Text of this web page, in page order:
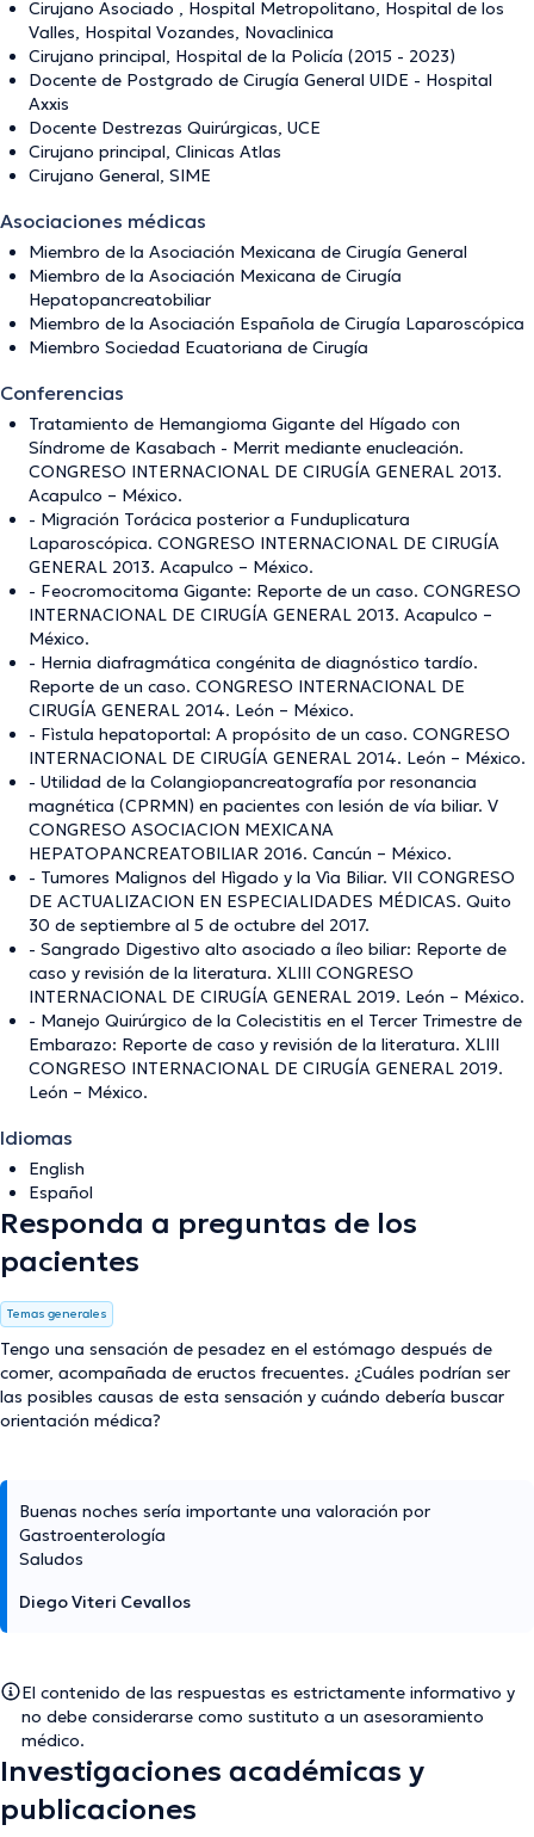
Cirujano Asociado , Hospital Metropolitano, Hospital de los
Valles, Hospital Vozandes, Novaclinica
Cirujano principal, Hospital de la Policía (2015 - 2023)
Docente de Postgrado de Cirugía General UIDE - Hospital
Axxis
Docente Destrezas Quirúrgicas, UCE
Cirujano principal, Clinicas Atlas
Cirujano General, SIME
Asociaciones médicas
Miembro de la Asociación Mexicana de Cirugía General
Miembro de la Asociación Mexicana de Cirugía
Hepatopancreatobiliar
Miembro de la Asociación Española de Cirugía Laparoscópica
Miembro Sociedad Ecuatoriana de Cirugía
Conferencias
Tratamiento de Hemangioma Gigante del Hígado con
Síndrome de Kasabach - Merrit mediante enucleación.
CONGRESO INTERNACIONAL DE CIRUGÍA GENERAL 2013.
Acapulco – México.
- Migración Torácica posterior a Funduplicatura
Laparoscópica. CONGRESO INTERNACIONAL DE CIRUGÍA
GENERAL 2013. Acapulco – México.
- Feocromocitoma Gigante: Reporte de un caso. CONGRESO
INTERNACIONAL DE CIRUGÍA GENERAL 2013. Acapulco –
México.
- Hernia diafragmática congénita de diagnóstico tardío.
Reporte de un caso. CONGRESO INTERNACIONAL DE
CIRUGÍA GENERAL 2014. León – México.
- Fìstula hepatoportal: A propósito de un caso. CONGRESO
INTERNACIONAL DE CIRUGÍA GENERAL 2014. León – México.
- Utilidad de la Colangiopancreatografía por resonancia
magnética (CPRMN) en pacientes con lesión de vía biliar. V
CONGRESO ASOCIACION MEXICANA
HEPATOPANCREATOBILIAR 2016. Cancún – México.
- Tumores Malignos del Hìgado y la Vìa Biliar. VII CONGRESO
DE ACTUALIZACION EN ESPECIALIDADES MÉDICAS. Quito
30 de septiembre al 5 de octubre del 2017.
- Sangrado Digestivo alto asociado a íleo biliar: Reporte de
caso y revisión de la literatura. XLIII CONGRESO
INTERNACIONAL DE CIRUGÍA GENERAL 2019. León – México.
- Manejo Quirúrgico de la Colecistitis en el Tercer Trimestre de
Embarazo: Reporte de caso y revisión de la literatura. XLIII
CONGRESO INTERNACIONAL DE CIRUGÍA GENERAL 2019.
León – México.
Idiomas
English
Español
Responda a preguntas de los
pacientes
Temas generales
Tengo una sensación de pesadez en el estómago después de
comer, acompañada de eructos frecuentes. ¿Cuáles podrían ser
las posibles causas de esta sensación y cuándo debería buscar
orientación médica?
Buenas noches sería importante una valoración por
Gastroenterología
Saludos
Diego Viteri Cevallos
El contenido de las respuestas es estrictamente informativo y
no debe considerarse como sustituto a un asesoramiento
médico.
Investigaciones académicas y
publicaciones